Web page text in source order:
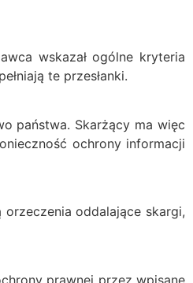
wskazał ogólne kryteria
te przesłanki.
państwa. Skarżący ma więc
ochrony informacji
oddalające skargi,
prawnej przez wpisane